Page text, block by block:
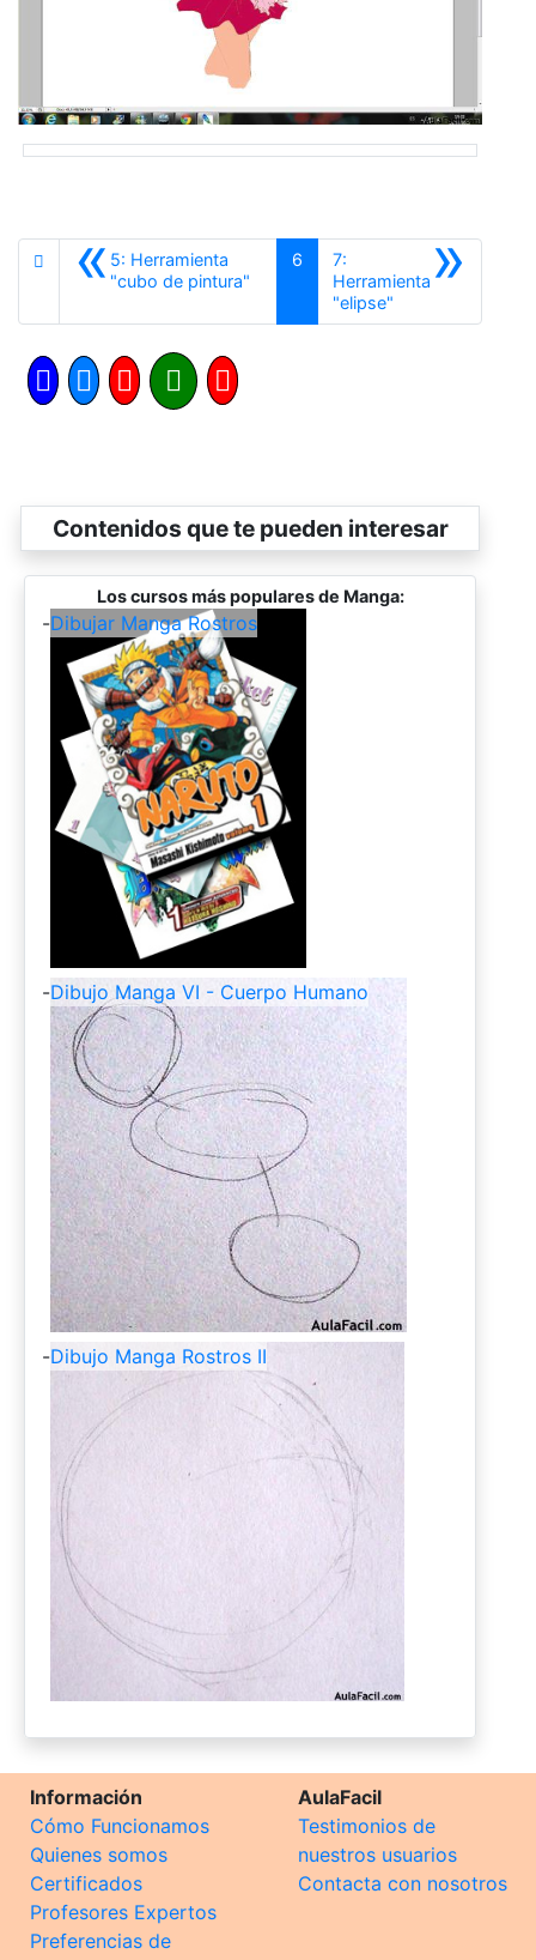
«5: Herramienta
"cubo de pintura"
6 »
7:
Herramienta
"elipse"Siguiente
Contenidos que te pueden interesar
Los cursos más populares de Manga:
-Dibujar Manga Rostros
-Dibujo Manga VI - Cuerpo Humano
-Dibujo Manga Rostros II
Información
Cómo Funcionamos
Quienes somos
Certificados
Profesores Expertos
Preferencias de
AulaFacil
Testimonios de
nuestros usuarios
Contacta con nosotros